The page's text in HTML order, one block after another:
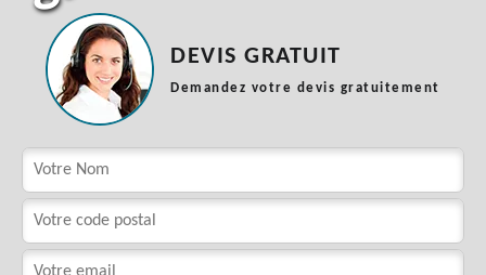
DEVIS GRATUIT
Demandez votre devis gratuitement